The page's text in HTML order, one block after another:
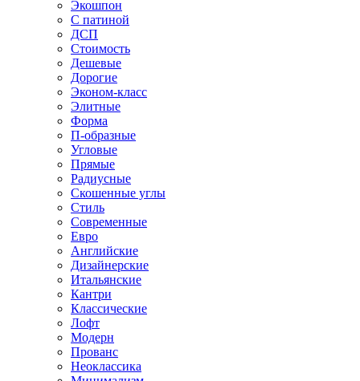
Экошпон
С патиной
ДСП
Стоимость
Дешевые
Дорогие
Эконом-класс
Элитные
Форма
П-образные
Угловые
Прямые
Радиусные
Скошенные углы
Стиль
Современные
Евро
Английские
Дизайнерские
Итальянские
Кантри
Классические
Лофт
Модерн
Прованс
Неоклассика